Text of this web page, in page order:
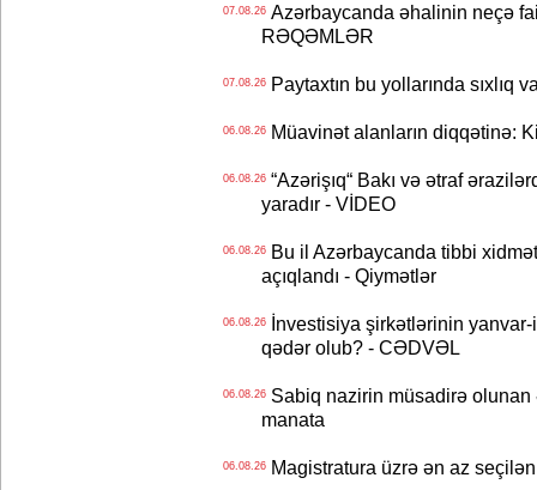
07.08.26Azərbaycanda əhalinin neçə
RƏQƏMLƏR
07.08.26Paytaxtın bu yollarında sıxlıq
06.08.26Müavinət alanların diqqətinə:
06.08.26“Azərişıq“ Bakı və ətraf
yaradır - VİDEO
06.08.26Bu il Azərbaycanda tibbi
açıqlandı - Qiymətlər
06.08.26İnvestisiya şirkətlərinin yanvar-
qədər olub? - CƏDVƏL
06.08.26Sabiq nazirin müsadirə olunan
manata
06.08.26Magistratura üzrə ən az